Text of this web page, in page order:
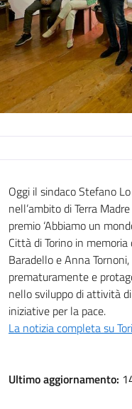
Oggi il sindaco Stefano
nell’ambito di Terra
premio ‘Abbiamo un
Città di Torino in
Baradello e Anna
prematuramente e
nello sviluppo di attività
iniziative per la pace.
La notizia completa su
Ultimo aggiornamento: